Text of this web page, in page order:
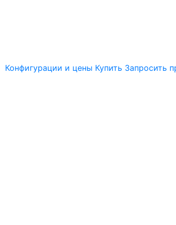
Конфигурации и цены Купить Запросить